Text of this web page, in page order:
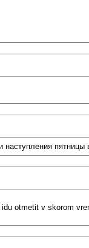
наступления
otmetit v skorom